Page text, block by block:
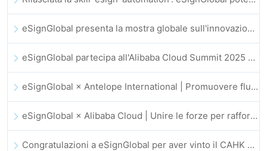
eSignGlobal presenta la mostra globale sull'innovazione GIS 2025
eSignGlobal partecipa all'Alibaba Cloud Summit 2025 di Hong Kong, promuovendo l'innovazione cloud guidata dall'IA e la fiducia digitale
eSignGlobal × Antelope International | Promuovere flussi di lavoro digitali sicuri e guidati dall’IA
eSignGlobal × Alibaba Cloud | Unire le forze per rafforzare la fiducia digitale globale nel fintech
Congratulazioni a eSignGlobal per aver vinto il CAHK STAR Award 2025!